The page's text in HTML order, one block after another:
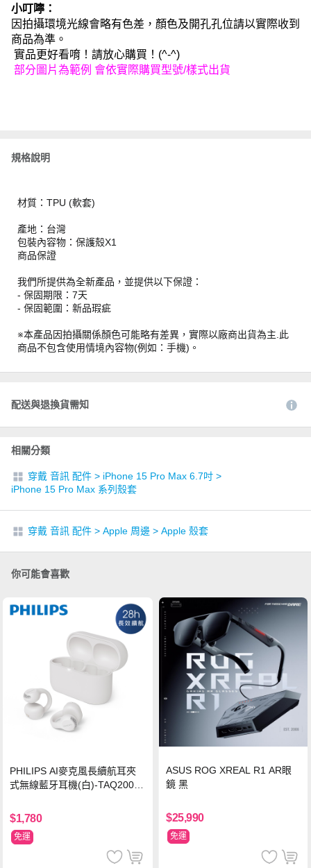
小叮嚀：
因拍攝環境光線會略有色差，顏色及開孔孔位請以實際收到
商品為準。
實品更好看唷！請放心購買！(^-^)
部分圖片為範例 會依實際購買型號/樣式出貨
規格說明
材質：TPU (軟套)
產地：台灣
包裝內容物：保護殼X1
商品保證
我們所提供為全新產品，並提供以下保證：
- 保固期限：7天
- 保固範圍：新品瑕疵
※本產品因拍攝關係顏色可能略有差異，實際以廠商出貨為主.此
商品不包含使用情境內容物(例如：手機)。
配送與退換貨需知
相關分類
穿戴 音訊 配件 > iPhone 15 Pro Max 6.7吋 >
iPhone 15 Pro Max 系列殼套
穿戴 音訊 配件 > Apple 周邊 > Apple 殼套
你可能會喜歡
PHILIPS AI麥克風長續航耳夾
式無線藍牙耳機(白)-TAQ2000
$1,780
免運
ASUS ROG XREAL R1 AR眼
鏡 黑
$25,990
免運